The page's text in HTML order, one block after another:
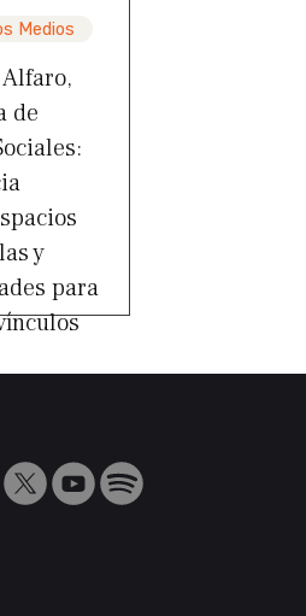
Medios
de
y
para